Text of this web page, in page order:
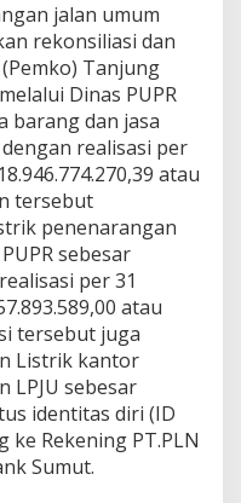
jalan umum
rekonsiliasi dan
Tanjung
Dinas PUPR
barang dan jasa
dengan realisasi per
atau
tersebut
penenarangan
sebesar
per 31
atau
tersebut juga
Listrik kantor
LPJU sebesar
identitas diri (ID
Rekening PT.PLN
Sumut.